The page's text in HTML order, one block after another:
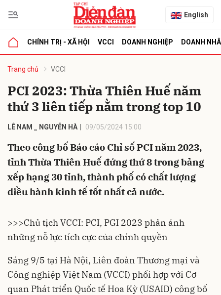
English
CHÍNH TRỊ - XÃ HỘI VCCI DOANH NGHIỆP DOANH
Trang chủ VCCI
PCI 2023: Thừa Thiên Huế năm
thứ 3 liên tiếp nằm trong top 10
LÊ NAM _ NGUYỄN HÀ 09/05/2024 15:00
Theo công bố Báo cáo Chỉ số PCI năm 2023,
tỉnh Thừa Thiên Huế đứng thứ 8 trong bảng
xếp hạng 30 tỉnh, thành phố có chất lượng
điều hành kinh tế tốt nhất cả nước.
>>>Chủ tịch VCCI: PCI, PGI 2023 phản ánh
những nỗ lực tích cực của chính quyền
Sáng 9/5 tại Hà Nội, Liên đoàn Thương mại và
Công nghiệp Việt Nam (VCCI) phối hợp với Cơ
quan Phát triển Quốc tế Hoa Kỳ (USAID) công bố
luận
Hủy